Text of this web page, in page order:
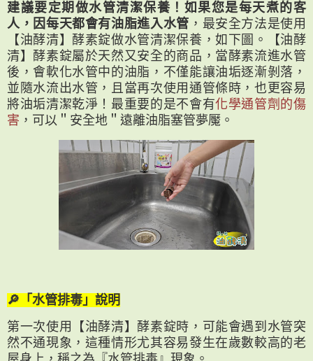
建議要定期做水管清潔保養！如果您是每天煮的客
人，因每天都會有油脂進入水管 ，最安全方法是使用
【油酵清】酵素錠做水管清潔保養，如下圖。【油酵
清】酵素錠屬於天然又安全的商品，當酵素流進水管
後，會軟化水管中的油脂，不僅能讓油垢逐漸剝落，
並隨水流出水管，且當再次使用通管條時，也更容易
將油垢清潔乾淨！最重要的是不會有化學通管劑的傷
害 ，可以＂安全地＂遠離油脂塞管夢魘。
🔎「水管排毒」說明
第一次使用【油酵清】酵素錠時，可能會遇到水管突
然不通現象，這種情形尤其容易發生在歲數較高的老